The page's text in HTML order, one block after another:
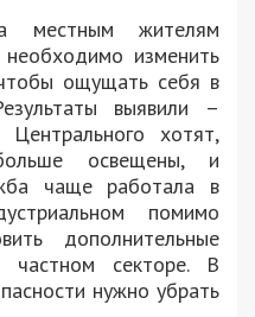
местным жителям
изменить
ощущать себя в
выявили –
хотят,
освещены, и
чаще работала в
помимо
дополнительные
частном секторе. В
нужно убрать